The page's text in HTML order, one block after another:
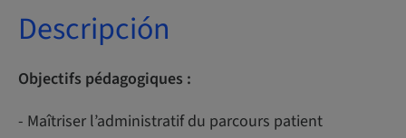
Descripción
Objectifs pédagogiques :
- Maîtriser l’administratif du parcours patient